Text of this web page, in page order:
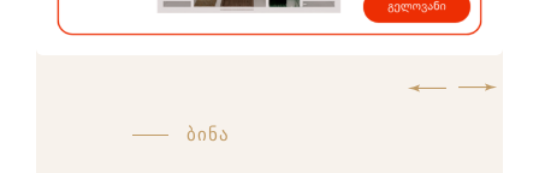
ბინა